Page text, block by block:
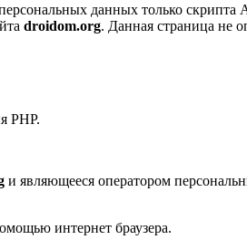
данных только
droidom.org. Данная страница не
PHP.
и являющееся оператором
интернет браузера.